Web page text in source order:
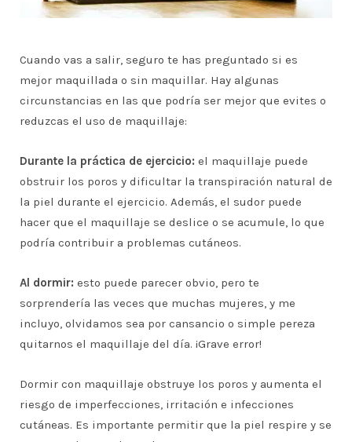
Cuando vas a salir, seguro te has preguntado si es
mejor maquillada o sin maquillar. Hay algunas
circunstancias en las que podría ser mejor que evites o
reduzcas el uso de maquillaje:
Durante la práctica de ejercicio: el maquillaje puede
obstruir los poros y dificultar la transpiración natural de
la piel durante el ejercicio. Además, el sudor puede
hacer que el maquillaje se deslice o se acumule, lo que
podría contribuir a problemas cutáneos.
Al dormir: esto puede parecer obvio, pero te
sorprendería las veces que muchas mujeres, y me
incluyo, olvidamos sea por cansancio o simple pereza
quitarnos el maquillaje del día. ¡Grave error!
Dormir con maquillaje obstruye los poros y aumenta el
riesgo de imperfecciones, irritación e infecciones
cutáneas. Es importante permitir que la piel respire y se